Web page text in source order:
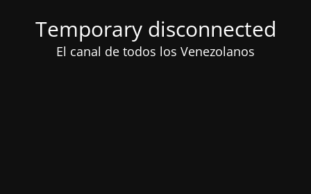
Temporary disconnected
El canal de todos los Venezolanos